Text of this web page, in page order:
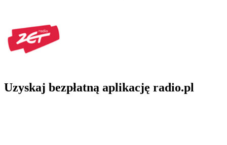
Uzyskaj bezpłatną aplikację radio.pl